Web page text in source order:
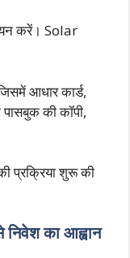
करें। Solar
आधार कार्ड,
की कॉपी,
प्रक्रिया शुरू की
निवेश का आह्वान